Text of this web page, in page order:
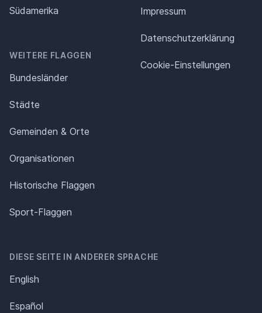
Südamerika
WEITERE FLAGGEN
Bundesländer
Städte
Gemeinden & Orte
Organisationen
Historische Flaggen
Sport-Flaggen
Impressum
Datenschutz­erklärung
Cookie-Einstellungen
DIESE SEITE IN ANDERER SPRACHE
English
Español